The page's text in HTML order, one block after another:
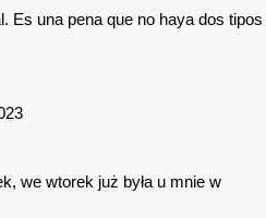
Es una pena que no haya dos tipos
we wtorek już była u mnie w